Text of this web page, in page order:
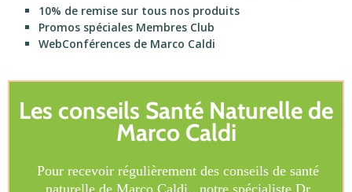
10% de remise sur tous nos produits
Promos spéciales Membres Club
WebConférences de Marco Caldi